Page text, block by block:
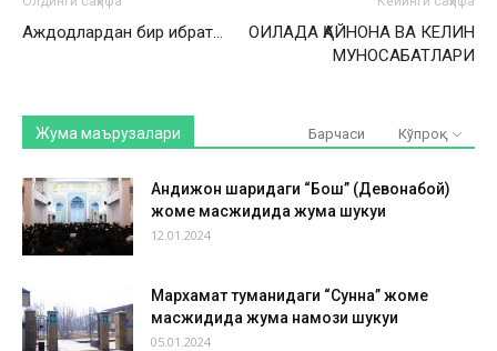
Аждодлардан бир ибрат…
ОИЛАДА ҚАЙНОНА ВА КЕЛИН
МУНОСАБАТЛАРИ
Жума маърузалари Барчаси Кўпроқ
Андижон шаҳридаги “Бош” (Девонабой)
жоме масжидида жума шукуҳи
12.01.2024
Мархамат туманидаги “Сунна” жоме
масжидида жума намози шукуҳи
05.01.2024